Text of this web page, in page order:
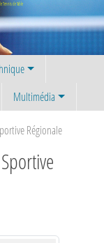
Tennis de Table
Multimédia
Régionale